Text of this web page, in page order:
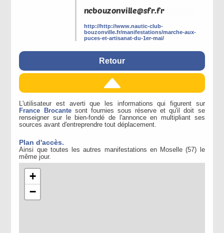
http://http://www.nautic-club-
bouzonville.fr/manifestations/marche-aux-
puces-et-artisanat-du-1er-mai/
Retour
L'utilisateur est averti que les informations qui figurent sur
France Brocantesont fournies sous réserve et qu'il doit se
renseigner sur le bien-fondé de l'annonce en multipliant ses
sources avant d'entreprendre tout déplacement.
Plan d'accès.
Ainsi que toutes les autres manifestations en Moselle (57) le
même jour.
+
−